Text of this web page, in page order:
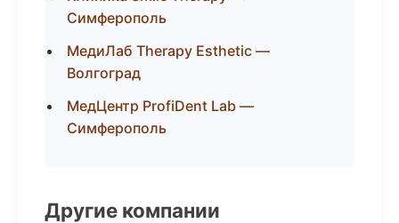
Симферополь
МедиЛаб Therapy Esthetic —
Волгоград
МедЦентр ProfiDent Lab —
Симферополь
Другие компании